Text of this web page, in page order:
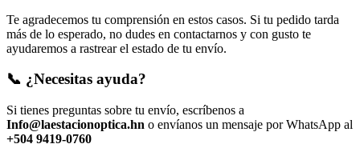
Te agradecemos tu comprensión en estos casos. Si tu pedido tarda
más de lo esperado, no dudes en contactarnos y con gusto te
ayudaremos a rastrear el estado de tu envío.
📞 ¿Necesitas ayuda?
Si tienes preguntas sobre tu envío, escríbenos a
Info@laestacionoptica.hn o envíanos un mensaje por WhatsApp al
+504 9419-0760